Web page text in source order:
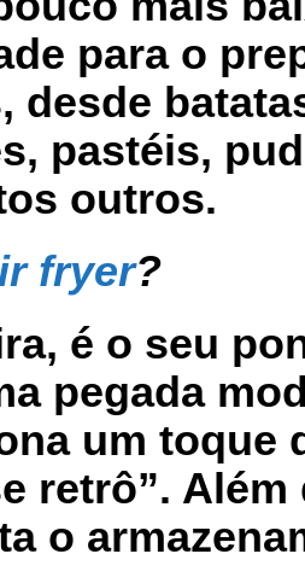
para o
desde
pastéis,
outros.
fryer?
é o seu
pegada
um toque
retrô”. Além
o